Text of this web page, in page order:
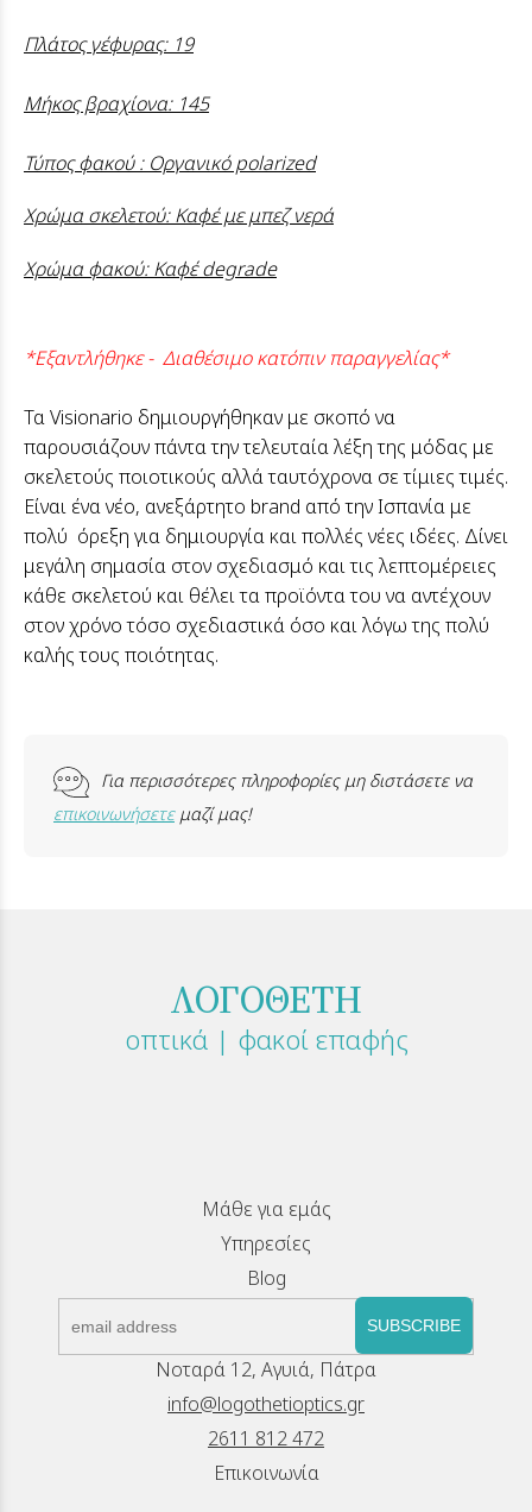
Πλάτος γέφυρας: 19
Μήκος βραχίονα: 145
Τύπος φακού : Οργανικό polarized
Χρώμα σκελετού: Καφέ με μπεζ νερά
Χρώμα φακού: Καφέ degrade
*Εξαντλήθηκε - Διαθέσιμο κατόπιν παραγγελίας*
Τα Visionario δημιουργήθηκαν με σκοπό να
παρουσιάζουν πάντα την τελευταία λέξη της μόδας με
σκελετούς ποιοτικούς αλλά ταυτόχρονα σε τίμιες τιμές.
Είναι ένα νέο, ανεξάρτητο brand από την Ισπανία με
πολύ όρεξη για δημιουργία και πολλές νέες ιδέες. Δίνει
μεγάλη σημασία στον σχεδιασμό και τις λεπτομέρειες
κάθε σκελετού και θέλει τα προϊόντα του να αντέχουν
στον χρόνο τόσο σχεδιαστικά όσο και λόγω της πολύ
καλής τους ποιότητας.
Για περισσότερες πληροφορίες μη διστάσετε να
επικοινωνήσετεμαζί μας!
ΛΟΓΟΘΕΤΗ
οπτικά | φακοί επαφής
Μάθε για εμάς
Υπηρεσίες
Blog
SUBSCRIBE
Νοταρά 12, Αγυιά, Πάτρα
info@logothetioptics.gr
2611 812 472
Επικοινωνία